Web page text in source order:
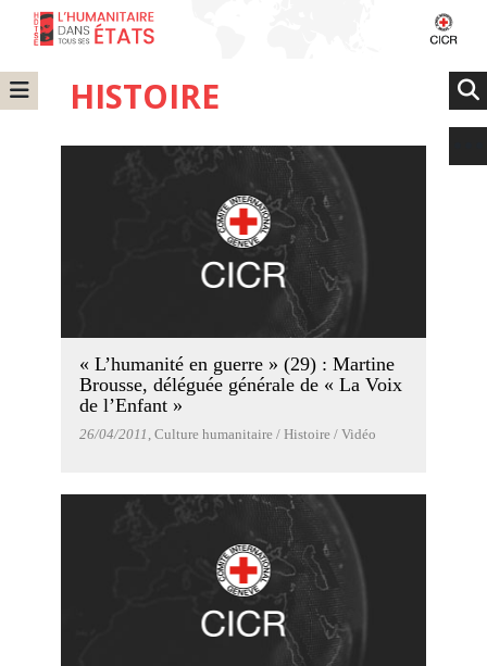
HISTOIRE
« L’humanité en guerre » (29) : Martine
Brousse, déléguée générale de « La Voix
de l’Enfant »
26/04/2011 , Culture humanitaire / Histoire / Vidéo